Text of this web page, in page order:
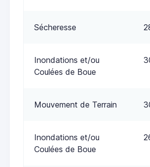
Sécheresse
Inondations et/ou
Coulées de Boue
Mouvement de Terrain
Inondations et/ou
Coulées de Boue